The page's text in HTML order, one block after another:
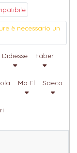
è necessario un
Didiesse Faber
Mo-El Saeco